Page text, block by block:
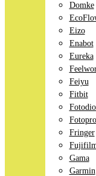
Domke
Eizo
Enabot
Eureka
Feiyu
Fitbit
Fotopro
Fringer
Gama
Garmin